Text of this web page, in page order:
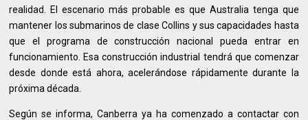
realidad. El escenario más probable es que Australia tenga que
mantener los submarinos de clase Collins y sus capacidades hasta
que el programa de construcción nacional pueda entrar en
funcionamiento. Esa construcción industrial tendrá que comenzar
desde donde está ahora, acelerándose rápidamente durante la
próxima década.
Según se informa, Canberra ya ha comenzado a contactar con